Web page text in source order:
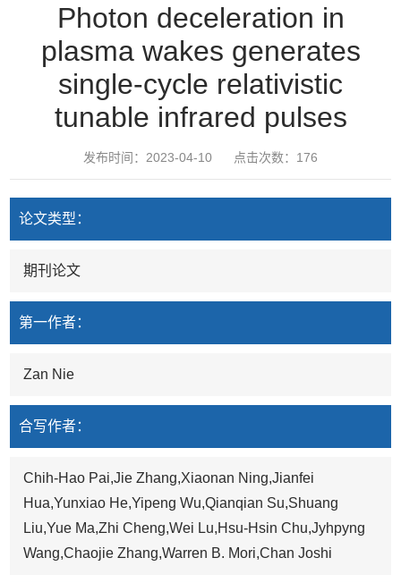
Photon deceleration in
plasma wakes generates
single-cycle relativistic
tunable infrared pulses
发布时间：2023-04-10 点击次数： 176
论文类型：
期刊论文
第一作者：
Zan Nie
合写作者：
Chih-Hao Pai,Jie Zhang,Xiaonan Ning,Jianfei
Hua,Yunxiao He,Yipeng Wu,Qianqian Su,Shuang
Liu,Yue Ma,Zhi Cheng,Wei Lu,Hsu-Hsin Chu,Jyhpyng
Wang,Chaojie Zhang,Warren B. Mori,Chan Joshi